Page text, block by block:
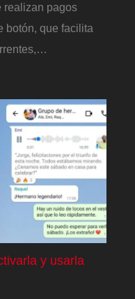
realizan pagos
botón, que facilita
y usarla